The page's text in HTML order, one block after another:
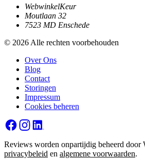
WebwinkelKeur
Moutlaan 32
7523 MD Enschede
© 2026 Alle rechten voorbehouden
Over Ons
Blog
Contact
Storingen
Impressum
Cookies beheren
Reviews worden onpartijdig beheerd door
privacybeleid en algemene voorwaarden.